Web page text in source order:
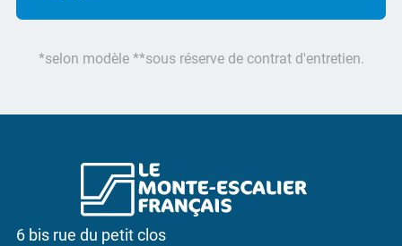
*selon modèle **sous réserve de contrat d'entretien.
6 bis rue du petit clos